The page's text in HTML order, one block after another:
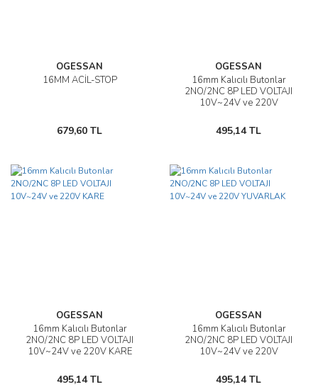
OGESSAN
16MM ACİL-STOP
679,60 TL
OGESSAN
16mm Kalıcılı Butonlar
2NO/2NC 8P LED VOLTAJI
10V~24V ve 220V
495,14 TL
OGESSAN
16mm Kalıcılı Butonlar
2NO/2NC 8P LED VOLTAJI
10V~24V ve 220V KARE
495,14 TL
OGESSAN
16mm Kalıcılı Butonlar
2NO/2NC 8P LED VOLTAJI
10V~24V ve 220V
495,14 TL